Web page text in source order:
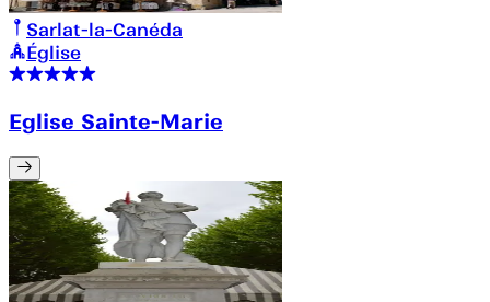
Sarlat-la-Canéda
Église
Eglise Sainte-Marie